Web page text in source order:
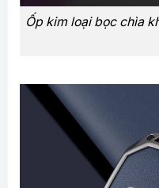
Ốp kim loại bọc chìa